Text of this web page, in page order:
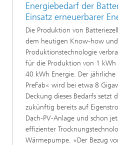
Energiebedarf der
Einsatz erneuerbarer
Die Produktion von
dem heutigen Know-how
Produktionstechnologie
für die Produktion von 1 kWh
40 kWh Energie. Der
PreFab« wird bei etwa 8
Deckung dieses Bedarfs setzt
zukünftig bereits auf
Dach-PV-Anlage und schon
effizienter
Wärmepumpe. »Der Bezug